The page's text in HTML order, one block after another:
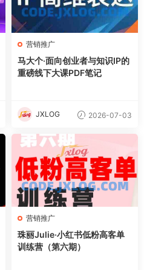
营销推广
马大个·面向创业者与知识IP的
重磅线下大课PDF笔记
JXLOG 2026-07-03
营销推广
珠丽Julie·小红书低粉高客单
训练营（第六期）